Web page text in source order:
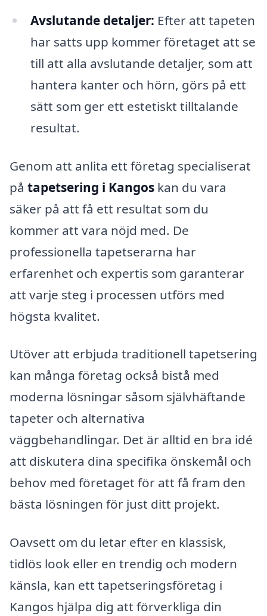
Avslutande detaljer: Efter att tapeten
har satts upp kommer företaget att se
till att alla avslutande detaljer, som att
hantera kanter och hörn, görs på ett
sätt som ger ett estetiskt tilltalande
resultat.
Genom att anlita ett företag specialiserat
på tapetsering i Kangos kan du vara
säker på att få ett resultat som du
kommer att vara nöjd med. De
professionella tapetserarna har
erfarenhet och expertis som garanterar
att varje steg i processen utförs med
högsta kvalitet.
Utöver att erbjuda traditionell tapetsering
kan många företag också bistå med
moderna lösningar såsom självhäftande
tapeter och alternativa
väggbehandlingar. Det är alltid en bra idé
att diskutera dina specifika önskemål och
behov med företaget för att få fram den
bästa lösningen för just ditt projekt.
Oavsett om du letar efter en klassisk,
tidlös look eller en trendig och modern
känsla, kan ett tapetseringsföretag i
Kangos hjälpa dig att förverkliga din